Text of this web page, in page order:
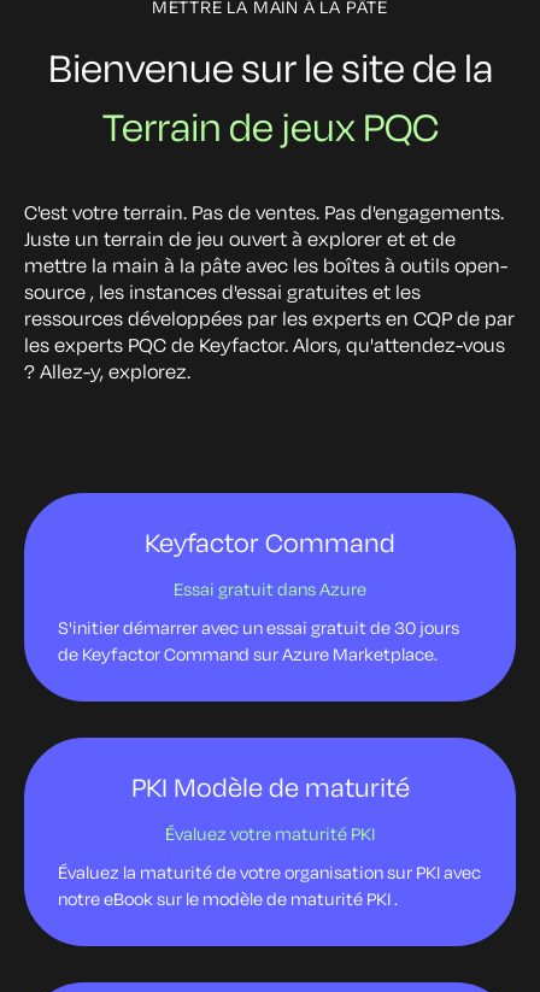
METTRE LA MAIN À LA PÂTE
Bienvenue sur le site de la
Terrain de jeux PQC
C'est votre terrain. Pas de ventes. Pas d'engagements.
Juste un terrain de jeu ouvert à explorer etet de
mettre la main à la pâte avec les boîtes à outils open-
source , les instances d'essai gratuites et les
ressources développées par les experts en CQP de par
les experts PQC de Keyfactor. Alors, qu'attendez-vous
? Allez-y, explorez.
Keyfactor Command
Essai gratuit dans Azure
S'initierdémarrer avec un essai gratuit de 30 jours
de KeyfactorCommand sur Azure Marketplace.
PKI Modèle de maturité
Évaluez votre maturité PKI
Évaluez la maturité de votre organisation sur PKI avec
notre eBook sur le modèle de maturité PKI .